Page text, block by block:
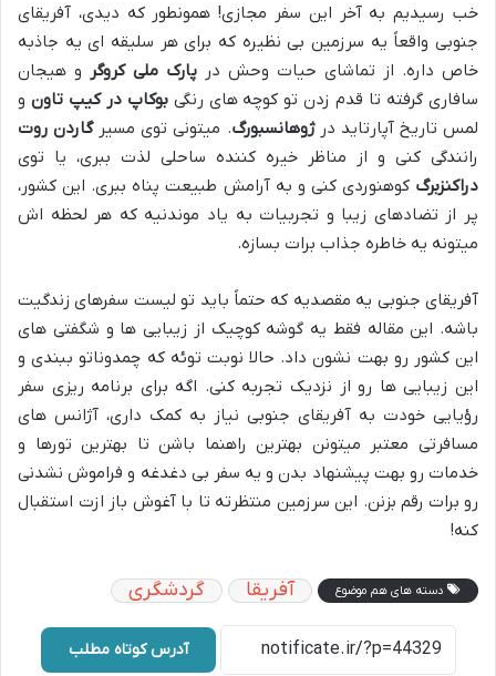
خب رسیدیم به آخر این سفر مجازی! همونطور که دیدی، آفریقای
جنوبی واقعاً یه سرزمین بی نظیره که برای هر سلیقه ای یه جاذبه
خاص داره. از تماشای حیات وحش در پارک ملی کروگر و هیجان
سافاری گرفته تا قدم زدن تو کوچه های رنگیبوکاپ در کیپ تاون و
لمس تاریخ آپارتاید درژوهانسبورگ. میتونی توی مسیرگاردن روت
رانندگی کنی و از مناظر خیره کننده ساحلی لذت ببری، یا توی
دراکنزبرگ کوهنوردی کنی و به آرامش طبیعت پناه ببری. این کشور،
پر از تضادهای زیبا و تجربیات به یاد موندنیه که هر لحظه اش
میتونه یه خاطره جذاب برات بسازه.
آفریقای جنوبی یه مقصدیه که حتماً باید تو لیست سفرهای زندگیت
باشه. این مقاله فقط یه گوشه کوچیک از زیبایی ها و شگفتی های
این کشور رو بهت نشون داد. حالا نوبت توئه که چمدوناتو ببندی و
این زیبایی ها رو از نزدیک تجربه کنی. اگه برای برنامه ریزی سفر
رؤیایی خودت به آفریقای جنوبی نیاز به کمک داری، آژانس های
مسافرتی معتبر میتونن بهترین راهنما باشن تا بهترین تورها و
خدمات رو بهت پیشنهاد بدن و یه سفر بی دغدغه و فراموش نشدنی
رو برات رقم بزنن. این سرزمین منتظرته تا با آغوش باز ازت استقبال
کنه!
دسته های هم موضوع آفریقا گردشگری
آدرس کوتاه مطلب